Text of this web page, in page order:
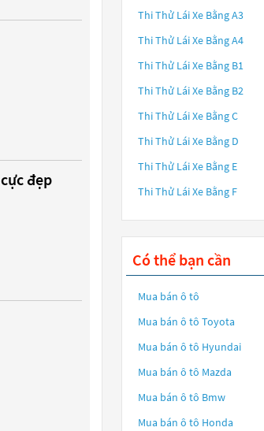
đẹp
Thi Thử Lái Xe Bằng A3
Thi Thử Lái Xe Bằng A4
Thi Thử Lái Xe Bằng B1
Thi Thử Lái Xe Bằng B2
Thi Thử Lái Xe Bằng C
Thi Thử Lái Xe Bằng D
Thi Thử Lái Xe Bằng E
Thi Thử Lái Xe Bằng F
Có thể bạn cần
Mua bán ô tô
Mua bán ô tô Toyota
Mua bán ô tô Hyundai
Mua bán ô tô Mazda
Mua bán ô tô Bmw
Mua bán ô tô Honda